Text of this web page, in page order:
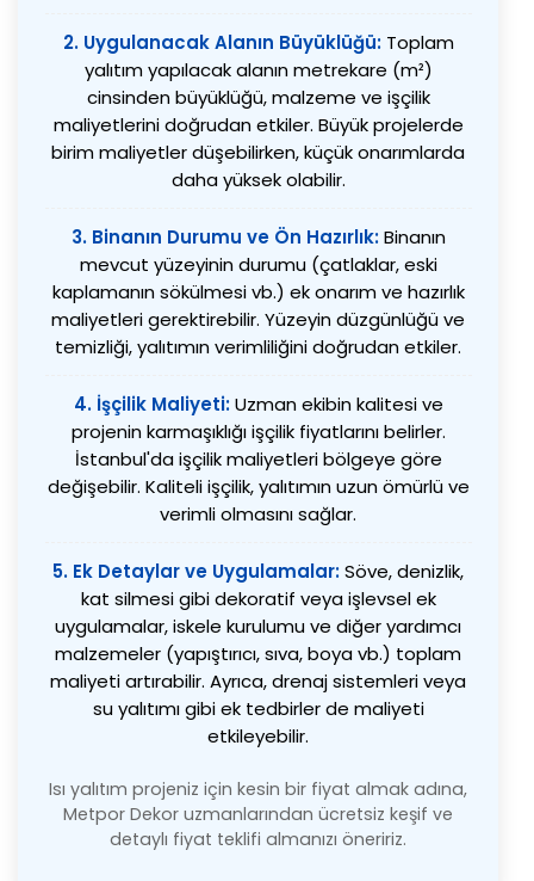
2. Uygulanacak Alanın Büyüklüğü:Toplam
yalıtım yapılacak alanın metrekare (m²)
cinsinden büyüklüğü, malzeme ve işçilik
maliyetlerini doğrudan etkiler. Büyük projelerde
birim maliyetler düşebilirken, küçük onarımlarda
daha yüksek olabilir.
3. Binanın Durumu ve Ön Hazırlık:Binanın
mevcut yüzeyinin durumu (çatlaklar, eski
kaplamanın sökülmesi vb.) ek onarım ve hazırlık
maliyetleri gerektirebilir. Yüzeyin düzgünlüğü ve
temizliği, yalıtımın verimliliğini doğrudan etkiler.
4. İşçilik Maliyeti:Uzman ekibin kalitesi ve
projenin karmaşıklığı işçilik fiyatlarını belirler.
İstanbul'da işçilik maliyetleri bölgeye göre
değişebilir. Kaliteli işçilik, yalıtımın uzun ömürlü ve
verimli olmasını sağlar.
5. Ek Detaylar ve Uygulamalar:Söve, denizlik,
kat silmesi gibi dekoratif veya işlevsel ek
uygulamalar, iskele kurulumu ve diğer yardımcı
malzemeler (yapıştırıcı, sıva, boya vb.) toplam
maliyeti artırabilir. Ayrıca, drenaj sistemleri veya
su yalıtımı gibi ek tedbirler de maliyeti
etkileyebilir.
Isı yalıtım projeniz için kesin bir fiyat almak adına,
Metpor Dekor uzmanlarından ücretsiz keşif ve
detaylı fiyat teklifi almanızı öneririz.